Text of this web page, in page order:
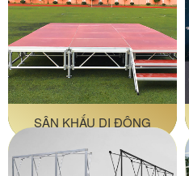
SÂN KHẤU DI ĐỘNG